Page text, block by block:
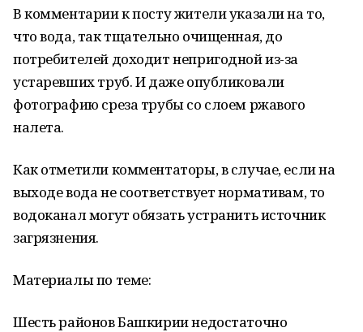
В комментарии к посту жители указали на то,
что вода, так тщательно очищенная, до
потребителей доходит непригодной из-за
устаревших труб. И даже опубликовали
фотографию среза трубы со слоем ржавого
налета.
Как отметили комментаторы, в случае, если на
выходе вода не соответствует нормативам, то
водоканал могут обязать устранить источник
загрязнения.
Материалы по теме:
Шесть районов Башкирии недостаточно